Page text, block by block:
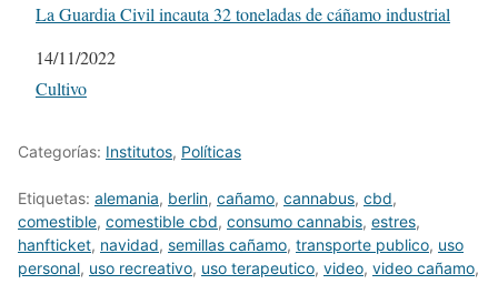
La Guardia Civil incauta 32 toneladas de cáñamo industrial
Fecha
14/11/2022
Respecto a
Cultivo
Categorías: Institutos, Políticas
Etiquetas: alemania, berlin, cañamo, cannabus, cbd,
comestible, comestible cbd, consumo cannabis, estres,
hanfticket, navidad, semillas cañamo, transporte publico, uso
personal, uso recreativo, uso terapeutico, video, video cañamo,